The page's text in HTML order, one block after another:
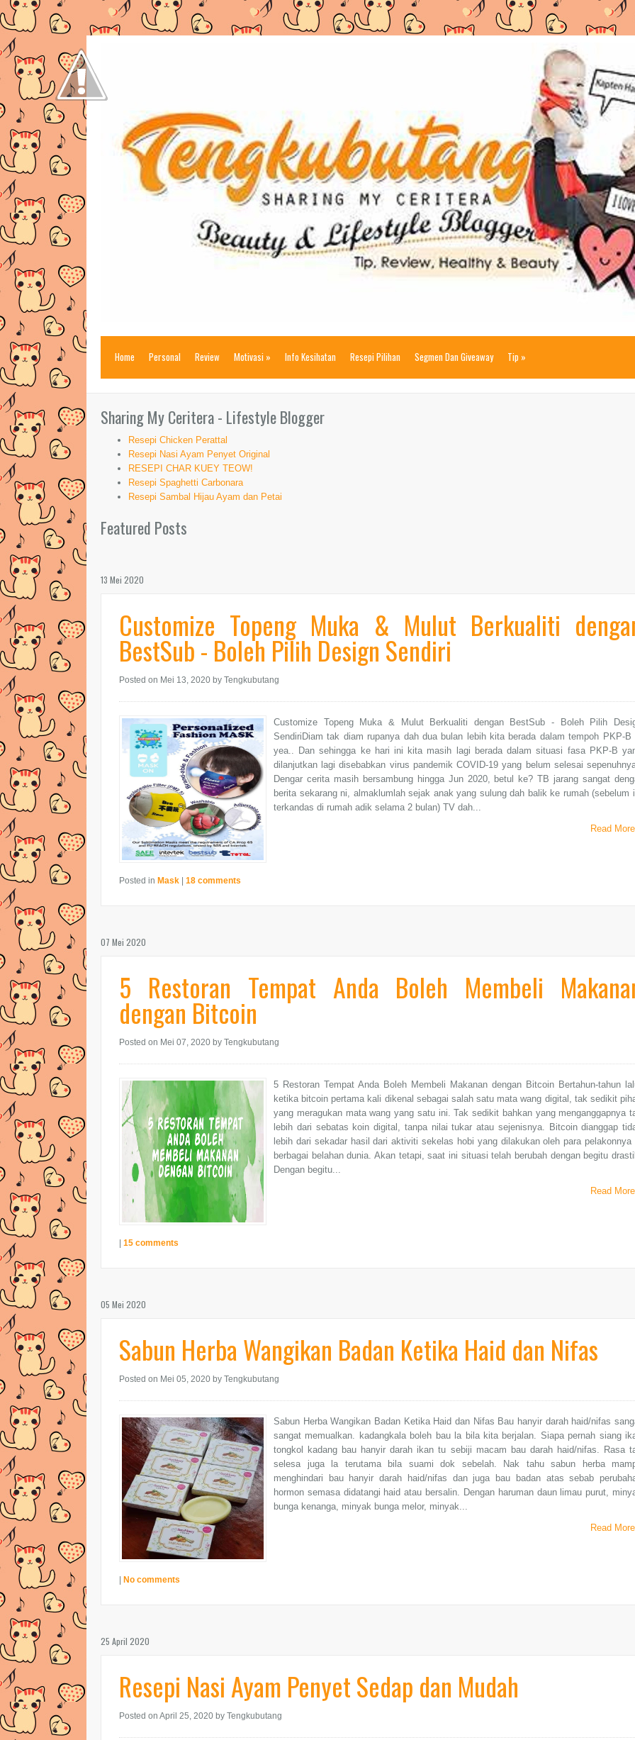
Home Personal Review Motivasi » Info Kesihatan Resepi Pilihan Segmen Dan Giveaway Tip »
Sharing My Ceritera - Lifestyle Blogger
Resepi Chicken Perattal
Resepi Nasi Ayam Penyet Original
RESEPI CHAR KUEY TEOW!
Resepi Spaghetti Carbonara
Resepi Sambal Hijau Ayam dan Petai
Featured Posts
13 Mei 2020
Customize Topeng Muka & Mulut Berkualiti
BestSub - Boleh Pilih Design Sendiri
Posted on Mei 13, 2020 by Tengkubutang
Customize Topeng Muka & Mulut Berkualiti dengan BestSub - Boleh Pilih
SendiriDiam tak diam rupanya dah dua bulan lebih kita berada dalam tempoh PKP-B
yea.. Dan sehingga ke hari ini kita masih lagi berada dalam situasi fasa PKP-B
dilanjutkan lagi disebabkan virus pandemik COVID-19 yang belum selesai
Dengar cerita masih bersambung hingga Jun 2020, betul ke? TB jarang sangat
berita sekarang ni, almaklumlah sejak anak yang sulung dah balik ke rumah (sebelum
terkandas di rumah adik selama 2 bulan) TV dah...
Read More
Posted in Mask 18 comments
07 Mei 2020
5 Restoran Tempat Anda Boleh Membeli
dengan Bitcoin
Posted on Mei 07, 2020 by Tengkubutang
5 Restoran Tempat Anda Boleh Membeli Makanan dengan Bitcoin Bertahun-tahun
ketika bitcoin pertama kali dikenal sebagai salah satu mata wang digital, tak sedikit
yang meragukan mata wang yang satu ini. Tak sedikit bahkan yang menganggapnya
lebih dari sebatas koin digital, tanpa nilai tukar atau sejenisnya. Bitcoin dianggap
lebih dari sekadar hasil dari aktiviti sekelas hobi yang dilakukan oleh para pelakonnya
berbagai belahan dunia. Akan tetapi, saat ini situasi telah berubah dengan begitu
Dengan begitu...
Read More
15 comments
05 Mei 2020
Sabun Herba Wangikan Badan Ketika Haid dan Nifas
Posted on Mei 05, 2020 by Tengkubutang
Sabun Herba Wangikan Badan Ketika Haid dan Nifas Bau hanyir darah haid/nifas
sangat memualkan. kadangkala boleh bau la bila kita berjalan. Siapa pernah siang
tongkol kadang bau hanyir darah ikan tu sebiji macam bau darah haid/nifas. Rasa
selesa juga la terutama bila suami dok sebelah. Nak tahu sabun herba
menghindari bau hanyir darah haid/nifas dan juga bau badan atas sebab
hormon semasa didatangi haid atau bersalin. Dengan haruman daun limau purut,
bunga kenanga, minyak bunga melor, minyak...
Read More
No comments
25 April 2020
Resepi Nasi Ayam Penyet Sedap dan Mudah
Posted on April 25, 2020 by Tengkubutang